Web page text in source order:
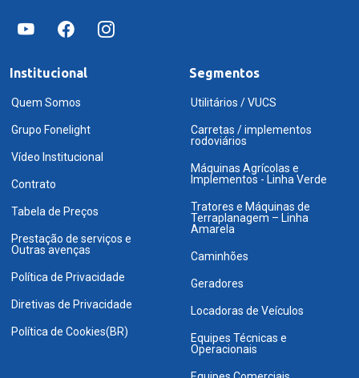
Institucional
Quem Somos
Grupo Fonelight
Vídeo Institucional
Contrato
Tabela de Preços
Prestação de serviços e
Outras avenças
Política de Privacidade
Diretivas de Privacidade
Política de Cookies(BR)
Segmentos
Utilitários / VUCS
Carretas / implementos
rodoviários
Máquinas Agrícolas e
Implementos - Linha Verde
Tratores e Máquinas de
Terraplanagem – Linha
Amarela
Caminhões
Geradores
Locadoras de Veículos
Equipes Técnicas e
Operacionais